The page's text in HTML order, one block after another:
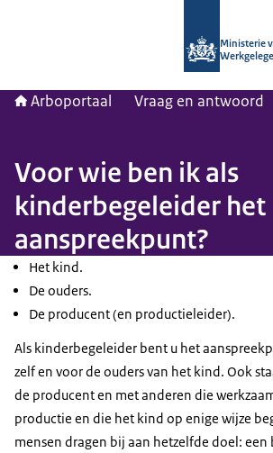
Ministerie
Arboportaal Vraag en antwoord
Voor wie ben ik als
kinderbegeleider het
aanspreekpunt?
Het kind.
De ouders.
De producent (en productieleider).
Als kinderbegeleider bent u het
zelf en voor de ouders van het kind. Ook
de producent en met anderen die
productie en die het kind op enige wijze
mensen dragen bij aan hetzelfde doel: een